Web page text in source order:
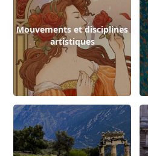
Mouvements et disciplines
artistiques